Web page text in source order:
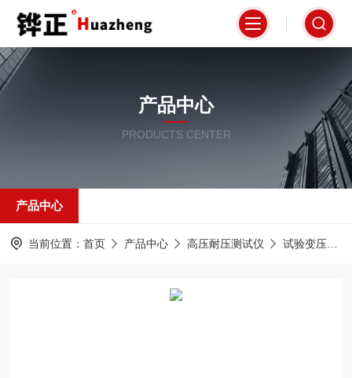
产品中心
PRODUCTS CENTER
产品中心
当前位置： 首页 产品中心 高压耐压测试仪 试验变压器